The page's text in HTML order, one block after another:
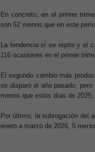
En concreto, en el primer
son 52 menos que en este
La tendencia sí se repite y el
116 ocasiones en el primer
El segundo cambio más
se disparó el año pasado,
menos que estos días de
Por último, la subrogación del
enero a marzo de 2026, 5